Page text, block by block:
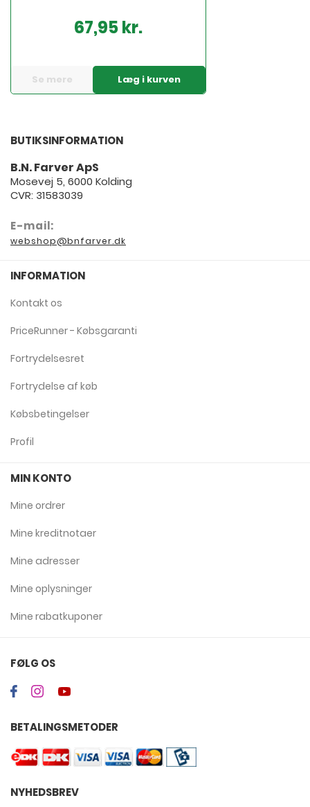
67,95 kr.
Se mere Læg i kurven
BUTIKSINFORMATION
B.N. Farver ApS
Mosevej 5, 6000 Kolding
CVR: 31583039
E-mail:
webshop@bnfarver.dk
INFORMATION
Kontakt os
PriceRunner - Købsgaranti
Fortrydelsesret
Fortrydelse af køb
Købsbetingelser
Profil
MIN KONTO
Mine ordrer
Mine kreditnotaer
Mine adresser
Mine oplysninger
Mine rabatkuponer
FØLG OS
BETALINGSMETODER
NYHEDSBREV